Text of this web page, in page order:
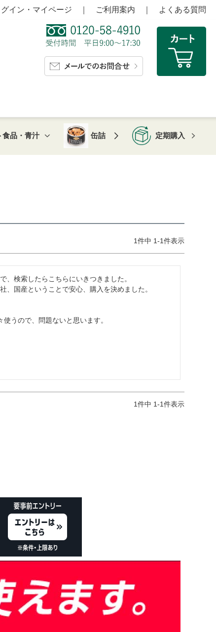
グイン・マイページ ご利用案内 よくある質問
食品・青汁 缶詰 定期購入
1件中 1-1件表示
、検索したらこちらにいきつきました。
、国産ということで安心、購入を決めました。
うので、問題ないと思います。
1件中 1-1件表示